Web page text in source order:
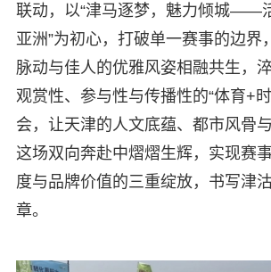
联动，以“津马逐梦，魅力倾城——
亚洲”为初心，打破单一赛事的边界
脉动与佳人的优雅风姿相融共生，
观赏性、参与性与传播性的“体育+
会，让天津的人文底蕴、都市风骨
这场双向奔赴中熠熠生辉，实现赛
度与品牌价值的三重绽放，书写津
章。